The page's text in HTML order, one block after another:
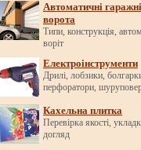
Автоматичні гаражні
ворота
Типи, конструкція,
воріт
Електроінструменти
Дрилі, лобзики,
перфоратори,
Кахельна плитка
Перевірка якості,
догляд